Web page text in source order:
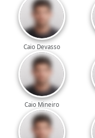
Caio Devasso
Caio Mineiro